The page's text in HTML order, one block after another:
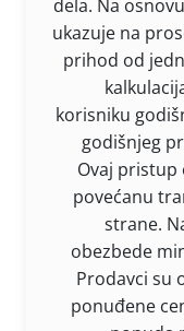
dela. Na
ukazuje na
prihod od
korisniku
godišnjeg
Ovaj pristup
povećanu
strane.
obezbede
Prodavci su
ponuđene